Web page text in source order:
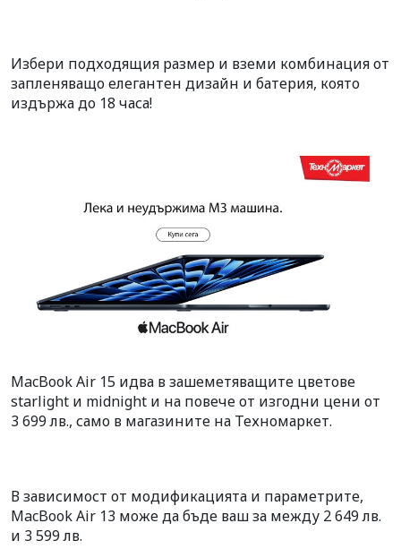
Избери подходящия размер и вземи комбинация от
запленяващо елегантен дизайн и батерия, която
издържа до 18 часа!
MacBook Air 15 идва в зашеметяващите цветове
starlight и midnight и на повече от изгодни цени от
3 699 лв., само в магазините на Техномаркет.
В зависимост от модификацията и параметрите,
MacBook Air 13 може да бъде ваш за между 2 649 лв.
и 3 599 лв.